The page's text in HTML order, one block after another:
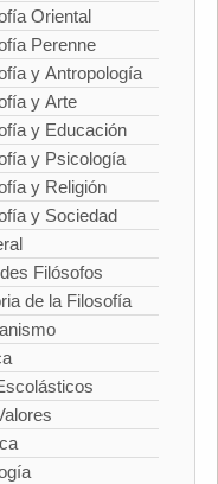
Oriental
Perenne
y Antropología
y Arte
y Educación
y Psicología
y Religión
y Sociedad
Filósofos
de la Filosofía